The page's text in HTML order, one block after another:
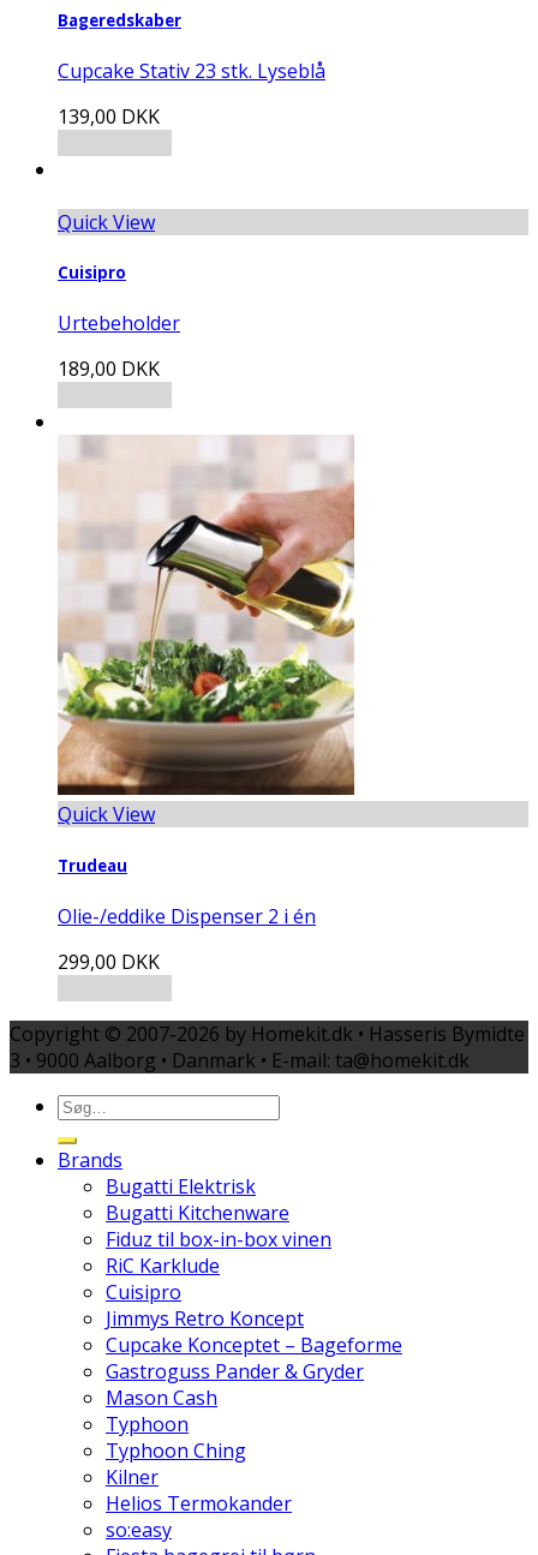
Bageredskaber
Cupcake Stativ 23 stk. Lyseblå
139,00 DKK
Quick View
Cuisipro
Urtebeholder
189,00 DKK
Quick View
Trudeau
Olie-/eddike Dispenser 2 i én
299,00 DKK
Copyright © 2007-2026 by Homekit.dk • Hasseris Bymidte
3 • 9000 Aalborg • Danmark • E-mail: ta@homekit.dk
Brands
Bugatti Elektrisk
Bugatti Kitchenware
Fiduz til box-in-box vinen
RiC Karklude
Cuisipro
Jimmys Retro Koncept
Cupcake Konceptet – Bageforme
Gastroguss Pander & Gryder
Mason Cash
Typhoon
Typhoon Ching
Kilner
Helios Termokander
so:easy